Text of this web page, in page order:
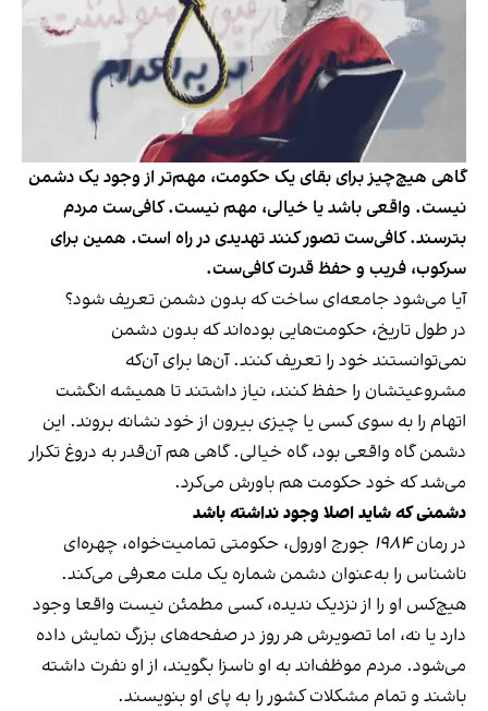
گاهی هیچ‌چیز برای بقای یک حکومت، مهم‌تر از وجود یک دشمن
نیست. واقعی باشد یا خیالی، مهم نیست. کافی‌ست مردم
بترسند. کافی‌ست تصور کنند تهدیدی در راه است. همین برای
سرکوب، فریب و حفظ قدرت کافی‌ست.
آیا می‌شود جامعه‌ای ساخت که بدون دشمن تعریف شود؟
در طول تاریخ، حکومت‌هایی بوده‌اند که بدون دشمن
نمی‌توانستند خود را تعریف کنند. آن‌ها برای آن‌که
مشروعیتشان را حفظ کنند، نیاز داشتند تا همیشه انگشت
اتهام را به سوی کسی یا چیزی بیرون از خود نشانه بروند. این
دشمن گاه واقعی بود، گاه خیالی. گاهی هم آن‌قدر به دروغ تکرار
می‌شد که خود حکومت هم باورش می‌کرد.
دشمنی که شاید اصلا وجود نداشته باشد
در رمان۱۹۸۴ جورج اورول، حکومتی تمامیت‌خواه، چهره‌ای
ناشناس را به‌عنوان دشمن شماره یک ملت معرفی می‌کند.
هیچ‌کس او را از نزدیک ندیده، کسی مطمئن نیست واقعا وجود
دارد یا نه، اما تصویرش هر روز در صفحه‌های بزرگ نمایش داده
می‌شود. مردم موظف‌اند به او ناسزا بگویند، از او نفرت داشته
باشند و تمام مشکلات کشور را به پای او بنویسند.